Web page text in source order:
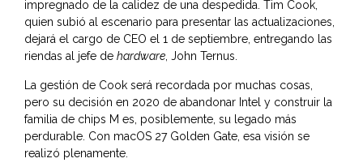
impregnado de la calidez de una despedida. Tim Cook,
quien subió al escenario para presentar las actualizaciones,
dejará el cargo de CEO el 1 de septiembre, entregando las
riendas al jefe de hardware, John Ternus.
La gestión de Cook será recordada por muchas cosas,
pero su decisión en 2020 de abandonar Intel y construir la
familia de chips M es, posiblemente, su legado más
perdurable. Con macOS 27 Golden Gate, esa visión se
realizó plenamente.